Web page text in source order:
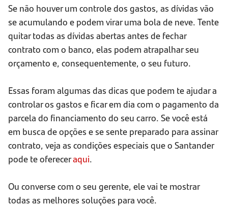
Se não houver um controle dos gastos, as dívidas vão
se acumulando e podem virar uma bola de neve. Tente
quitar todas as dívidas abertas antes de fechar
contrato com o banco, elas podem atrapalhar seu
orçamento e, consequentemente, o seu futuro.
Essas foram algumas das dicas que podem te ajudar a
controlar os gastos e ficar em dia com o pagamento da
parcela do financiamento do seu carro. Se você está
em busca de opções e se sente preparado para assinar
contrato, veja as condições especiais que o Santander
pode te ofereceraqui.
Ou converse com o seu gerente, ele vai te mostrar
todas as melhores soluções para você.